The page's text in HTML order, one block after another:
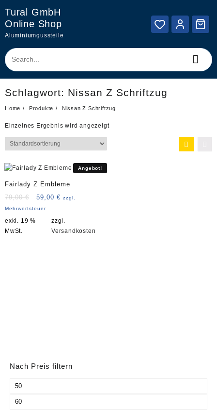
content
Tural GmbH
Online Shop
Aluminiumgussteile
Schlagwort: Nissan Z Schriftzug
Home Produkte Nissan Z Schriftzug
Einzelnes Ergebnis wird angezeigt
Angebot!
Fairlady Z Embleme
79,00€
Ursprünglicher
Preis
79,00 €
59,00 € Aktueller
ist:
59,00 €.
zzgl.
Mehrwertsteuer
exkl. 19 %
MwSt.
zzgl.
Versandkosten
Nach Preis filtern
Min.
Max.